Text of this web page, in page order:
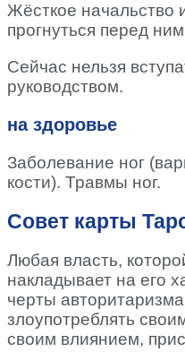
Жёсткое начальство
прогнуться перед
Сейчас нельзя
руководством.
на здоровье
Заболевание ног
кости). Травмы ног.
Совет карты
Любая власть,
накладывает на его
черты
злоупотреблять
своим влиянием,